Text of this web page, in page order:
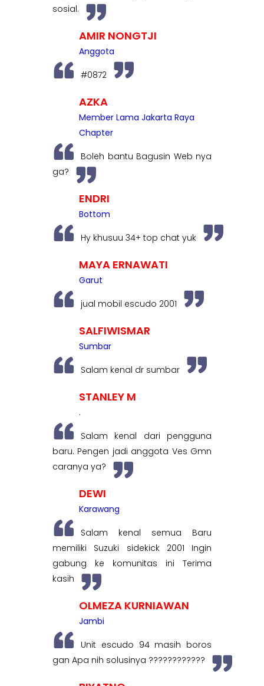
sosial.
AMIR NONGTJI
Anggota
#0872
AZKA
Member Lama Jakarta Raya
Chapter
Boleh bantu Bagusin Web nya
ga?
ENDRI
Bottom
Hy khusuu 34+ top chat yuk
MAYA ERNAWATI
Garut
jual mobil escudo 2001
SALFIWISMAR
Sumbar
Salam kenal dr sumbar
STANLEY M
.
Salam kenal dari pengguna
baru. Pengen jadi anggota Ves Gmn
caranya ya?
DEWI
Karawang
Salam kenal semua Baru
memiliki Suzuki sidekick 2001 Ingin
gabung ke komunitas ini Terima
kasih
OLMEZA KURNIAWAN
Jambi
Unit escudo 94 masih boros
gan Apa nih solusinya ????????????